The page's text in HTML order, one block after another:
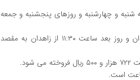
و چهارشنبه و روزهاي پنجشنبه و جمعه
ارجوني اظهار كرد: حركت اين قطار ساعت ۱۱:۲۰ از اصفهان به مقصد زاهدان و روز بعد ساعت ۱۱:۳۰ از زاهدان به مقصد